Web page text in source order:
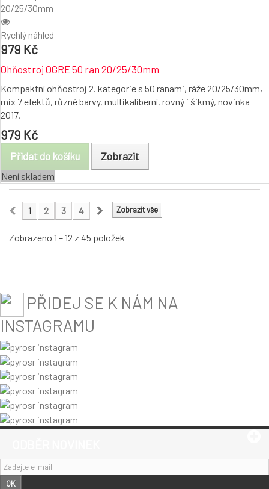
Rychlý náhled
979 Kč
Ohňostroj OGRE 50 ran 20/25/30mm
Kompaktní ohňostroj 2. kategorie s 50 ranami, ráže 20/25/30mm,
mix 7 efektů, různé barvy, multikaliberní, rovný i šikmý, novinka
2017.
979 Kč
Přidat do košíku Zobrazit
Není skladem
Zobrazit vše
1 2 3 4
Zobrazeno 1 – 12 z 45 položek
PŘIDEJ SE K NÁM NA
INSTAGRAMU
OK